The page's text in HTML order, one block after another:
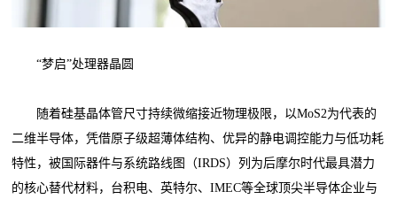
“梦启”处理器晶圆
随着硅基晶体管尺寸持续微缩接近物理极限，以MoS2为代表的
二维半导体，凭借原子级超薄体结构、优异的静电调控能力与低功耗
特性，被国际器件与系统路线图（IRDS）列为后摩尔时代最具潜力
的核心替代材料，台积电、英特尔、IMEC等全球顶尖半导体企业与